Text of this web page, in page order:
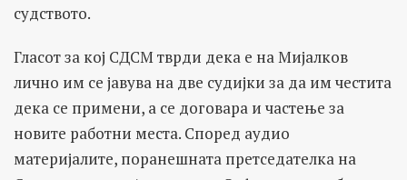
судството.
Гласот за кој СДСМ тврди дека е на Мијалков
лично им се јавува на две судијки за да им честита
дека се примени, а се договара и частење за
новите работни места. Според аудио
материјалите, поранешната претседателка на